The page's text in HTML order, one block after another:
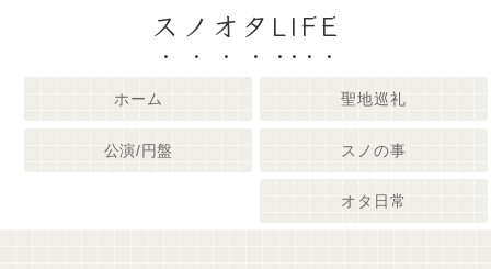
スノオタLIFE
ホーム 聖地巡礼
公演/円盤 スノの事
オタ日常